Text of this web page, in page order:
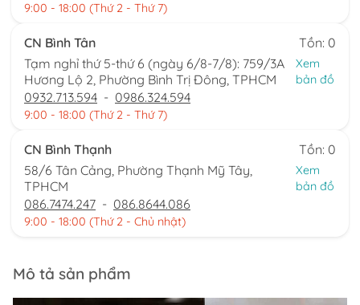
9:00 - 18:00 (Thứ 2 - Thứ 7)
CN Bình Tân
Tồn: 0
Tạm nghỉ thứ 5-thứ 6 (ngày 6/8-7/8): 759/3A
Hương Lộ 2, Phường Bình Trị Đông, TPHCM
Xem
bản đồ
0932.713.594 - 0986.324.594
9:00 - 18:00 (Thứ 2 - Thứ 7)
CN Bình Thạnh
Tồn: 0
58/6 Tân Cảng, Phường Thạnh Mỹ Tây,
TPHCM
Xem
bản đồ
086.7474.247 - 086.8644.086
9:00 - 18:00 (Thứ 2 - Chủ nhật)
Mô tả sản phẩm